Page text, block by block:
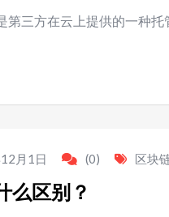
第三方在云上提供的一种
月1日 (0) 区块
么区别？